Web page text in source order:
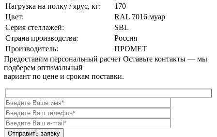
Нагрузка на полку / ярус, кг:
170
Цвет:
RAL 7016 муар
Серия стеллажей:
SBL
Страна производства:
Россия
Производитель:
ПРОМЕТ
Предоставим персональный расчет Оставьте контакты — мы
подберем оптимальный
вариант по цене и срокам поставки.